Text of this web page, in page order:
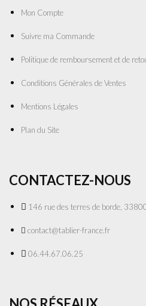
Mon Compte
Suivre ma Commande
Politique de remboursement et de
Conditions Générales de Ventes
Mentions Légales
Plan du Site
CONTACTEZ-NOUS
146 rue des terres de borde,
contact@tablier-france.fr
06.44.67.06.25